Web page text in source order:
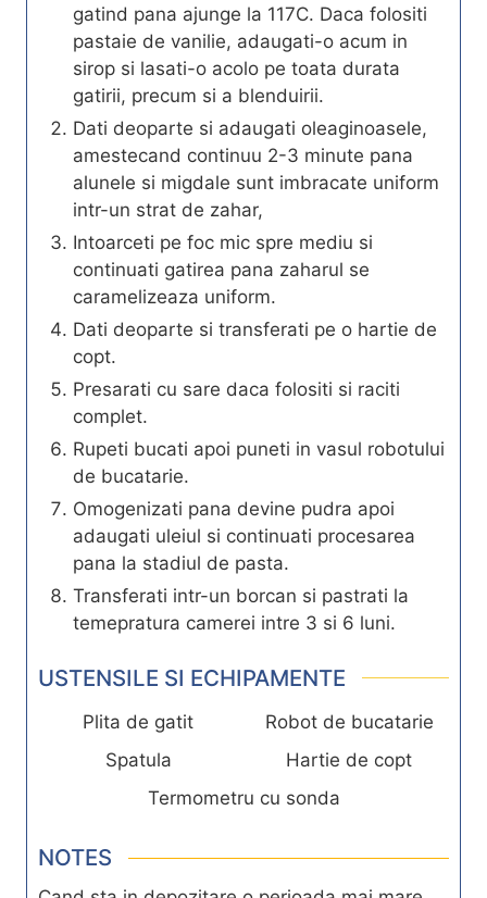
gatind pana ajunge la 117C. Daca folositi
pastaie de vanilie, adaugati-o acum in
sirop si lasati-o acolo pe toata durata
gatirii, precum si a blenduirii.
Dati deoparte si adaugati oleaginoasele,
amestecand continuu 2-3 minute pana
alunele si migdale sunt imbracate uniform
intr-un strat de zahar,
Intoarceti pe foc mic spre mediu si
continuati gatirea pana zaharul se
caramelizeaza uniform.
Dati deoparte si transferati pe o hartie de
copt.
Presarati cu sare daca folositi si raciti
complet.
Rupeti bucati apoi puneti in vasul robotului
de bucatarie.
Omogenizati pana devine pudra apoi
adaugati uleiul si continuati procesarea
pana la stadiul de pasta.
Transferati intr-un borcan si pastrati la
temepratura camerei intre 3 si 6 luni.
USTENSILE SI ECHIPAMENTE
Plita de gatit
Robot de bucatarie
Spatula
Hartie de copt
Termometru cu sonda
NOTES